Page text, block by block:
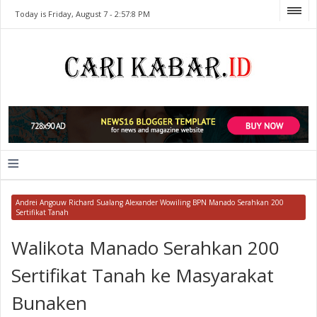
Today is Friday, August 7 -2:57:8 PM
≡
Andrei Angouw Richard Sualang Alexander Wowiling BPN Manado Serahkan 200
Sertifikat Tanah
Walikota Manado Serahkan 200
Sertifikat Tanah ke Masyarakat
Bunaken